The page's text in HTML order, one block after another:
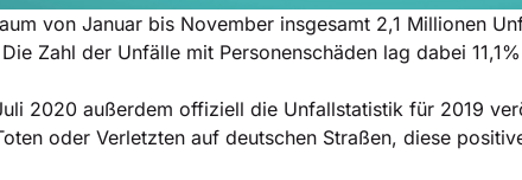
von Januar bis November insgesamt 2,1 Millionen
Zahl der Unfälle mit Personenschäden lag dabei
2020 außerdem offiziell die Unfallstatistik für 2019
oder Verletzten auf deutschen Straßen, diese